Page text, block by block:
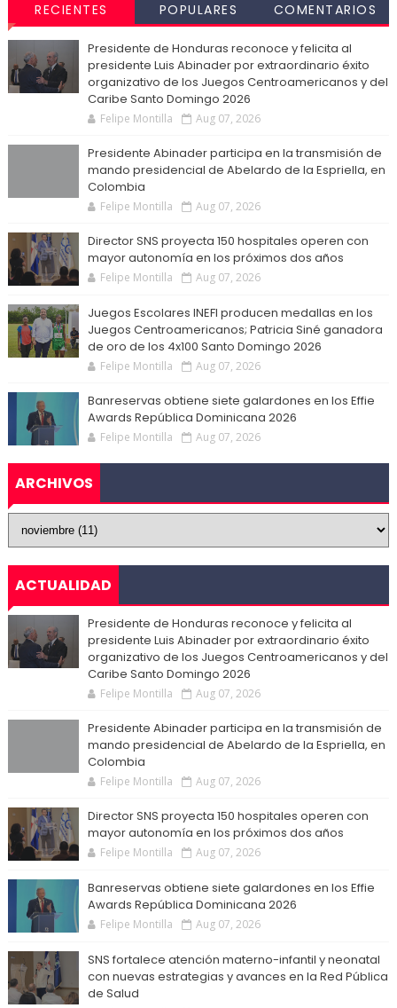
RECIENTES POPULARES COMENTARIOS
Presidente de Honduras reconoce y felicita al
presidente Luis Abinader por extraordinario éxito
organizativo de los Juegos Centroamericanos y del
Caribe Santo Domingo 2026
Felipe Montilla Aug 07, 2026
Presidente Abinader participa en la transmisión de
mando presidencial de Abelardo de la Espriella, en
Colombia
Felipe Montilla Aug 07, 2026
Director SNS proyecta 150 hospitales operen con
mayor autonomía en los próximos dos años
Felipe Montilla Aug 07, 2026
Juegos Escolares INEFI producen medallas en los
Juegos Centroamericanos; Patricia Siné ganadora
de oro de los 4x100 Santo Domingo 2026
Felipe Montilla Aug 07, 2026
Banreservas obtiene siete galardones en los Effie
Awards República Dominicana 2026
Felipe Montilla Aug 07, 2026
ARCHIVOS
ACTUALIDAD
Presidente de Honduras reconoce y felicita al
presidente Luis Abinader por extraordinario éxito
organizativo de los Juegos Centroamericanos y del
Caribe Santo Domingo 2026
Felipe Montilla Aug 07, 2026
Presidente Abinader participa en la transmisión de
mando presidencial de Abelardo de la Espriella, en
Colombia
Felipe Montilla Aug 07, 2026
Director SNS proyecta 150 hospitales operen con
mayor autonomía en los próximos dos años
Felipe Montilla Aug 07, 2026
Banreservas obtiene siete galardones en los Effie
Awards República Dominicana 2026
Felipe Montilla Aug 07, 2026
SNS fortalece atención materno-infantil y neonatal
con nuevas estrategias y avances en la Red Pública
de Salud